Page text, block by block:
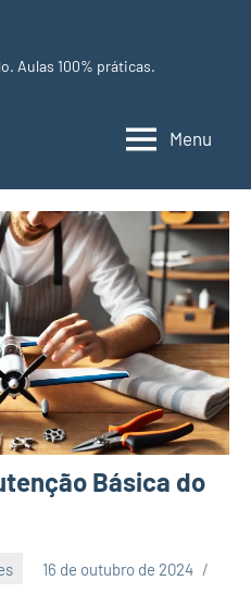
Aulas 100% práticas.
Menu
Básica do
16 de outubro de 2024